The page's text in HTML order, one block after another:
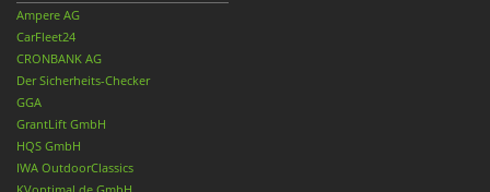
Ampere AG
CarFleet24
CRONBANK AG
Der Sicherheits-Checker
GGA
GrantLift GmbH
HQS GmbH
IWA OutdoorClassics